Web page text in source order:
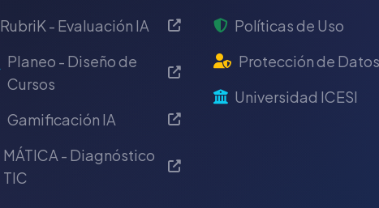
RubriK - Evaluación IA
Planeo - Diseño de
Cursos
Gamificación IA
MÁTICA - Diagnóstico
TIC
Políticas de Uso
Protección de Datos
Universidad ICESI